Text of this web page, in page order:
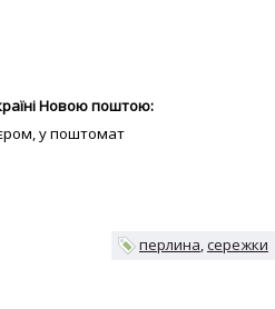
Новою поштою:
у поштомат
перлина сережки